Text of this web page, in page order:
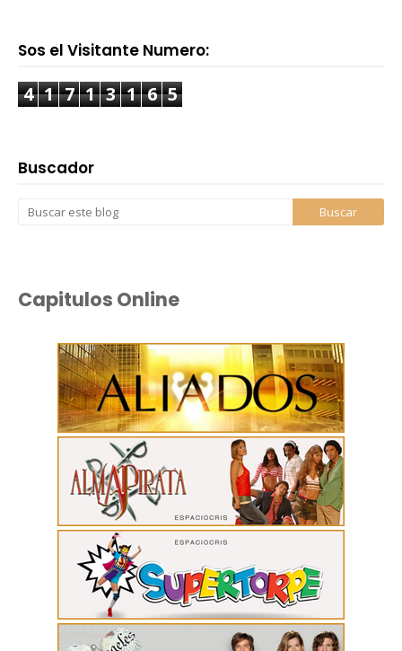
Sos el Visitante Numero:
4 1 7 1 3 1 6 5
Buscador
Capitulos Online